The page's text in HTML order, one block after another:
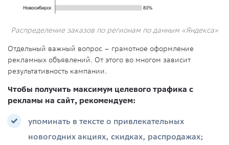
Распределение заказов по регионам по данным «Яндекса»
Отдельный важный вопрос – грамотное оформление
рекламных объявлений. От этого во многом зависит
результативность кампании.
Чтобы получить максимум целевого трафика с
рекламы на сайт, рекомендуем:
упоминать в тексте о привлекательных
новогодних акциях, скидках, распродажах;